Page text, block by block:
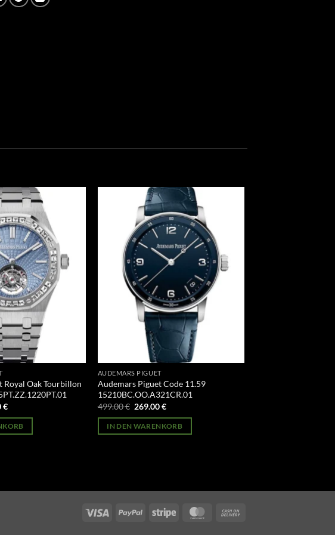
Royal Oak Tourbillon
€
€Aktueller
ist:
269.00 €.
AUDEMARS PIGUET
Audemars Piguet Code 11.59
15210BC.OO.A321CR.01
499.00€ Ursprünglicher
war:
499.00 €
269.00€Aktueller
ist:
269.00 €.
IN DEN WARENKORB
Visa PayPal Stripe MasterCard